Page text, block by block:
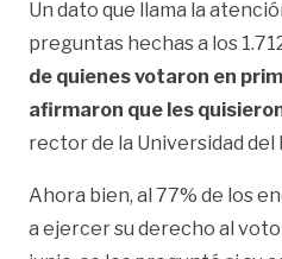
Un dato que llama la
preguntas hechas a los
de quienes votaron en
afirmaron que les
rector de la Universidad del
Ahora bien, al 77% de los
a ejercer su derecho al